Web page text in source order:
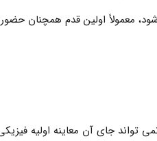
شود، معمولاً اولین قدم همچنان
تواند جای آن معاینه اولیه